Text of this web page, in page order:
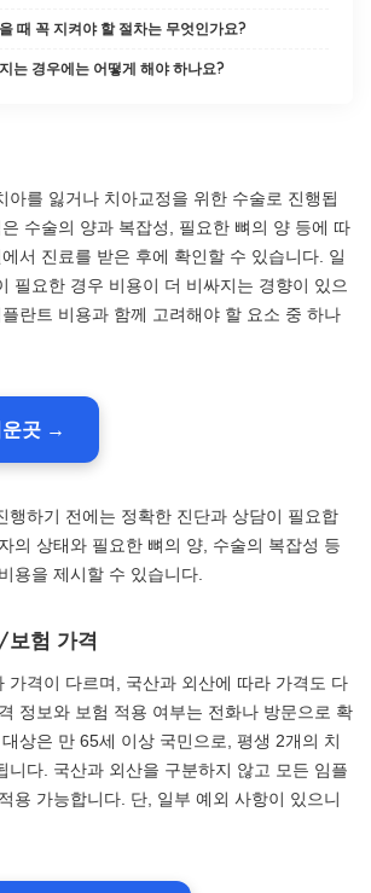
때 꼭 지켜야 할 절차는 무엇인가요?
는 경우에는 어떻게 해야 하나요?
아를 잃거나 치아교정을 위한 수술로 진행됩
수술의 양과 복잡성, 필요한 뼈의 양 등에 따
서 진료를 받은 후에 확인할 수 있습니다. 일
필요한 경우 비용이 더 비싸지는 경향이 있으
란트 비용과 함께 고려해야 할 요소 중 하나
운곳 →
행하기 전에는 정확한 진단과 상담이 필요합
의 상태와 필요한 뼈의 양, 수술의 복잡성 등
용을 제시할 수 있습니다.
보험 가격
가격이 다르며, 국산과 외산에 따라 가격도 다
정보와 보험 적용 여부는 전화나 방문으로 확
상은 만 65세 이상 국민으로, 평생 2개의 치
니다. 국산과 외산을 구분하지 않고 모든 임플
용 가능합니다. 단, 일부 예외 사항이 있으니